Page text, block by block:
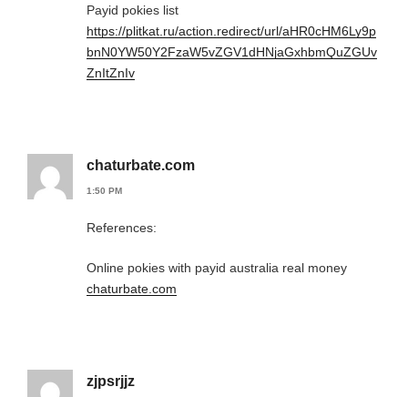
Payid pokies list
https://plitkat.ru/action.redirect/url/aHR0cHM6Ly9p
bnN0YW50Y2FzaW5vZGV1dHNjaGxhbmQuZGUv
ZnItZnIv
chaturbate.com
1:50 PM
References:
Online pokies with payid australia real money
chaturbate.com
zjpsrjjz